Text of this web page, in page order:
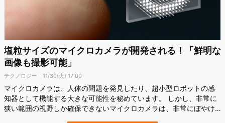
塩粒サイズのマイクロカメラが開発される！「鮮明な
画像も撮影可能」
テクノロジー 11/30(火) 17:00
マイクロカメラは、人体の問題を発見したり、超小型ロボットの感
知器として機能する大きな可能性を秘めています。 しかし、非常に
狭い範囲の視野しか確保できないマイクロカメラは、非常にぼやけ